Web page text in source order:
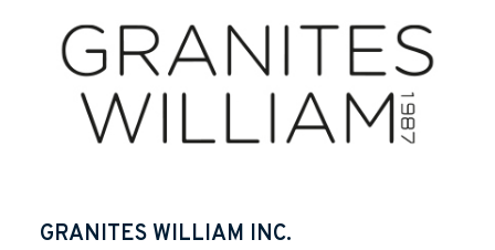
GRANITES WILLIAM INC.